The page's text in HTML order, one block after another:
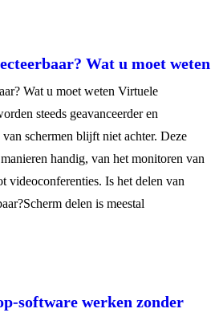
Wat u moet weten
Wat u moet weten Virtuele
steeds geavanceerder en
schermen blijft niet achter. Deze
handig, van het monitoren van
videoconferenties. Is het delen van
delen is meestal
software werken zonder